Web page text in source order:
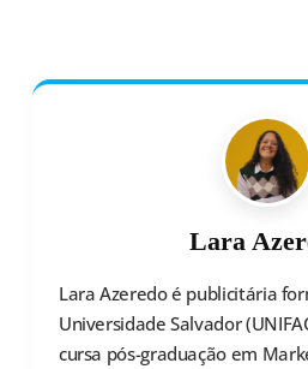
Lara
Lara Azeredo é publicitária
Universidade Salvador
cursa pós-graduação em